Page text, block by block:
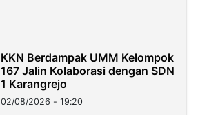
KKN Berdampak UMM Kelompok
167 Jalin Kolaborasi dengan SDN
1 Karangrejo
02/08/2026 - 19:20